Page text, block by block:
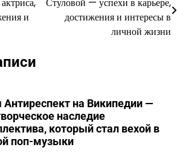
и
Стуловой — успехи в карьере,
достижения и интересы в
личной жизни
на Википедии —
наследие
который стал вехой в
поп-музыки